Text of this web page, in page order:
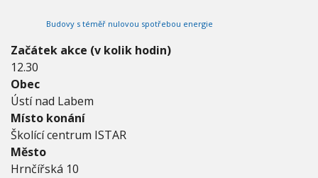
E
5
-
2
7
.
1
0
.
2
0
Budovy s téměř nulovou spotřebou energie
Začátek akce (v kolik hodin)
12.30
Obec
Ústí nad Labem
Místo konání
Školící centrum ISTAR
Město
Hrnčířská 10